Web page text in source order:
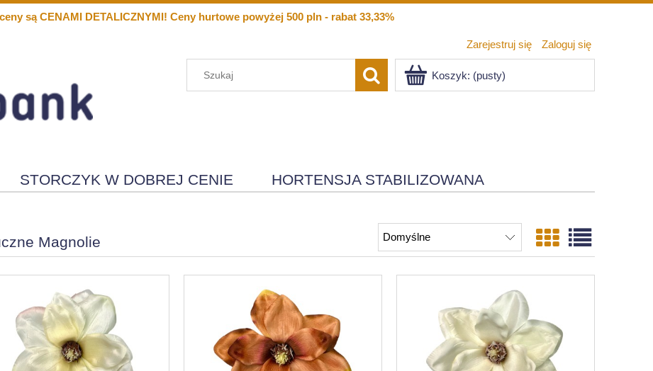
są CENAMI DETALICZNYMI! Ceny hurtowe powyżej 500 pln - rabat 33,33%
Zarejestruj się Zaloguj się
Koszyk: (pusty)
STORCZYK W DOBREJ CENIE HORTENSJA STABILIZOWANA
Magnolie